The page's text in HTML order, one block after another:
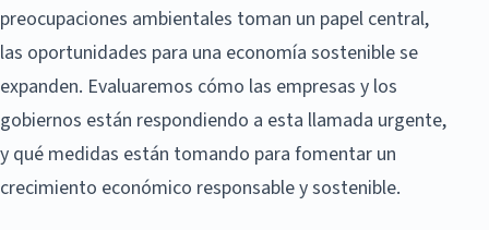
preocupaciones ambientales toman un papel central,
las oportunidades para una economía sostenible se
expanden. Evaluaremos cómo las empresas y los
gobiernos están respondiendo a esta llamada urgente,
y qué medidas están tomando para fomentar un
crecimiento económico responsable y sostenible.